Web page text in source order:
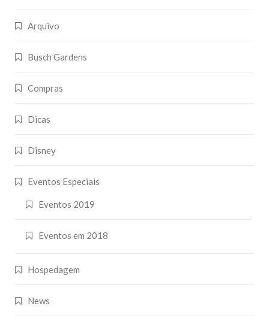
Arquivo
Busch Gardens
Compras
Dicas
Disney
Eventos Especiais
Eventos 2019
Eventos em 2018
Hospedagem
News